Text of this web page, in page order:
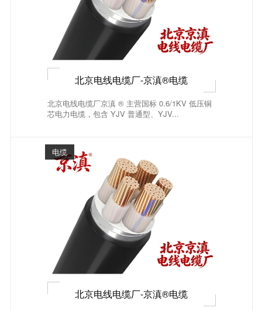
北京电线电缆厂-京滇®电缆
北京电线电缆厂京滇 ® 主营国标 0.6/1KV 低压铜
芯电力电缆，包含 YJV 普通型、YJV...
电缆
北京电线电缆厂-京滇®电缆